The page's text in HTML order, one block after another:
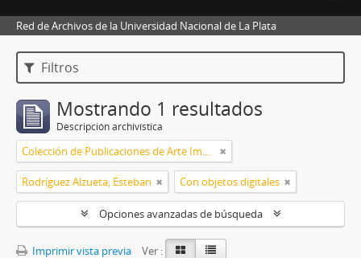
Red de Archivos de la Universidad Nacional de La Plata
Filtros
Mostrando 1 resultados
Descripción archivística
Colección de Publicaciones de Arte Impreso
Rodríguez Alzueta, Esteban Con objetos digitales
Opciones avanzadas de búsqueda
Imprimir vista previa
Ver :